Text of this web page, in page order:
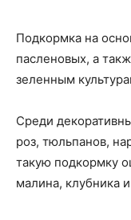
Подкормка на
пасленовых, а
зеленным
Среди
роз, тюльпанов,
такую подкормку
малина, клубника